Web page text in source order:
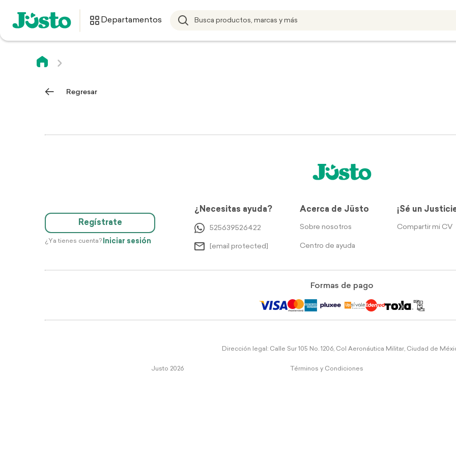
Departamentos
Regresar
Regístrate
¿Ya tienes cuenta? Iniciar sesión
¿Necesitas ayuda?
525639526422
[email protected]
Acerca de Jüsto
Sobre nosotros
Centro de ayuda
¡Sé un
Compartir mi CV
Formas de pago
Dirección legal: Calle Sur 105 No. 1206, Col Aeronáutica Militar, Ciudad de
Justo 2026 Términos y Condiciones